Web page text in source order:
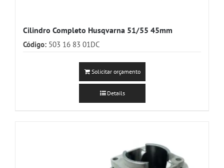
Cilindro Completo Husqvarna 51/55 45mm
Código: 503 16 83 01DC
Solicitar orçamento
Details